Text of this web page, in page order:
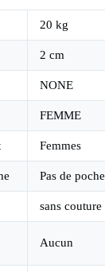
20 kg
2 cm
NONE
FEMME
Femmes
Pas de poche
sans couture
Aucun